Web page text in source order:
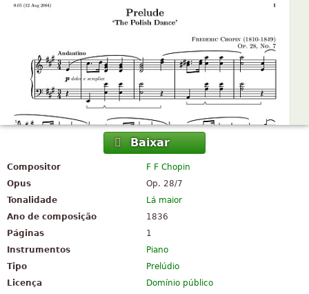
Baixar
Compositor
F F Chopin
Opus
Op. 28/7
Tonalidade
Lá maior
Ano de composição
1836
Páginas
1
Instrumentos
Piano
Tipo
Prelúdio
Licença
Domínio público